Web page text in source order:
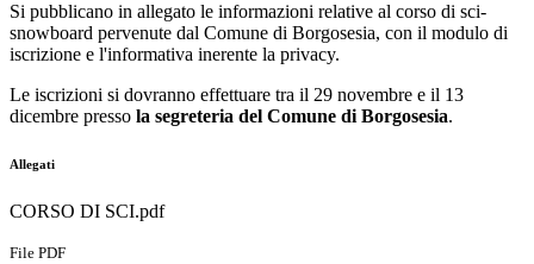
Si pubblicano in allegato le informazioni relative al corso di sci-
snowboard pervenute dal Comune di Borgosesia, con il modulo di
iscrizione e l'informativa inerente la privacy.
Le iscrizioni si dovranno effettuare tra il 29 novembre e il 13
dicembre presso la segreteria del Comune di Borgosesia.
Allegati
CORSO DI SCI.pdf
File PDF